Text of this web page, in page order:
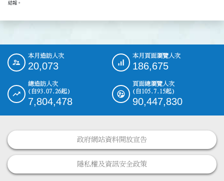
      結報。
::: 本月造訪人次
20,073
本月頁面瀏覽人次
186,675
總造訪人次
(自93.07.26起)
7,804,478
頁面總瀏覽人次
(自105.7.15起)
90,447,830
政府網站資料開放宣告
隱私權及資訊安全政策